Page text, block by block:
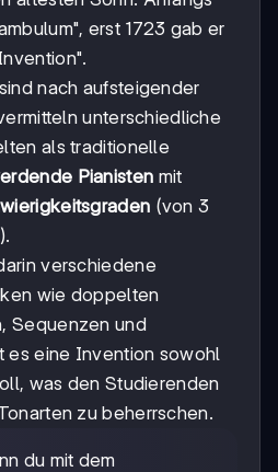
erst 1723 gab er
sind nach aufsteigender
unterschiedliche
als traditionelle
Pianisten mit
(von 3
verschiedene
wie doppelten
Sequenzen und
es eine Invention sowohl
was den Studierenden
zu beherrschen.
du mit dem